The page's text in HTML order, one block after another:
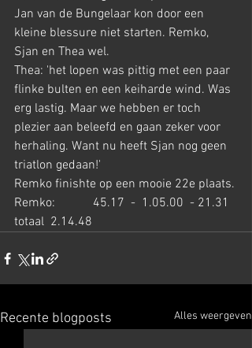
Jan van de Bungelaar kon door een
kleine blessure niet starten. Remko,
Sjan en Thea wel.
Thea: 'het lopen was pittig met een paar
flinke bulten en een keiharde wind. Was
erg lastig. Maar we hebben er toch
plezier aan beleefd en gaan zeker voor
herhaling. Want nu heeft Sjan nog geen
triatlon gedaan!'
Remko finishte op een mooie 22e plaats.
Remko:            45.17  -  1.05.00  - 21.31
totaal  2.14.48
Recente blogposts Alles weergeven